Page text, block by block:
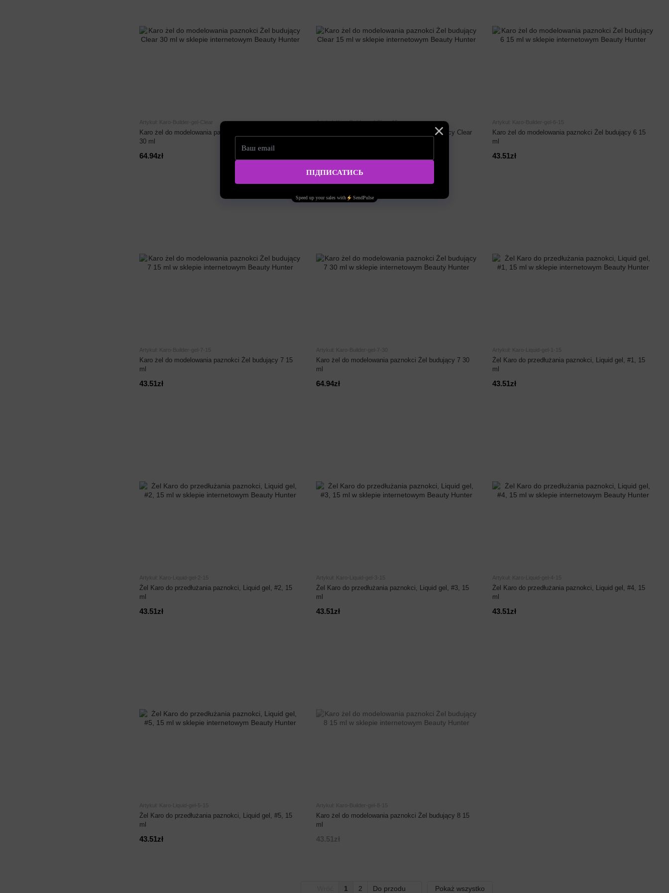
Artykuł: Karo-Builder-gel-Clear
Karo żel do modelowania paznokci Żel budujący Clear
30 ml
64.94zł
Artykuł: Karo-Builder-gel-Clear-15
Karo żel do modelowania paznokci Żel budujący Clear
Artykuł: Karo-Builder-gel-6-15
Karo żel do modelowania paznokci Żel budujący 6 15
ml
43.51zł
Artykuł: Karo-Builder-gel-7-15
Karo żel do modelowania paznokci Żel budujący 7 15
ml
43.51zł
Artykuł: Karo-Builder-gel-7-30
Karo żel do modelowania paznokci Żel budujący 7 30
ml
64.94zł
Artykuł: Karo-Liquid-gel-1-15
Żel Karo do przedłużania paznokci, Liquid gel, #1, 15
ml
43.51zł
Artykuł: Karo-Liquid-gel-2-15
Żel Karo do przedłużania paznokci, Liquid gel, #2, 15
ml
43.51zł
Artykuł: Karo-Liquid-gel-3-15
Żel Karo do przedłużania paznokci, Liquid gel, #3, 15
ml
43.51zł
Artykuł: Karo-Liquid-gel-4-15
Żel Karo do przedłużania paznokci, Liquid gel, #4, 15
ml
43.51zł
Artykuł: Karo-Liquid-gel-5-15
Żel Karo do przedłużania paznokci, Liquid gel, #5, 15
ml
43.51zł
Artykuł: Karo-Builder-gel-8-15
Karo żel do modelowania paznokci Żel budujący 8 15
ml
43.51zł
1 2 Do przodu Pokaż wszystko